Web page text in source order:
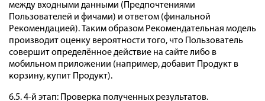
между входными данными (Предпочтениями
Пользователей и фичами) и ответом (финальной
Рекомендацией). Таким образом Рекомендательная модель
производит оценку вероятности того, что Пользователь
совершит определённое действие на сайте либо в
мобильном приложении (например, добавит Продукт в
корзину, купит Продукт).
6.5. 4-й этап: Проверка полученных результатов.